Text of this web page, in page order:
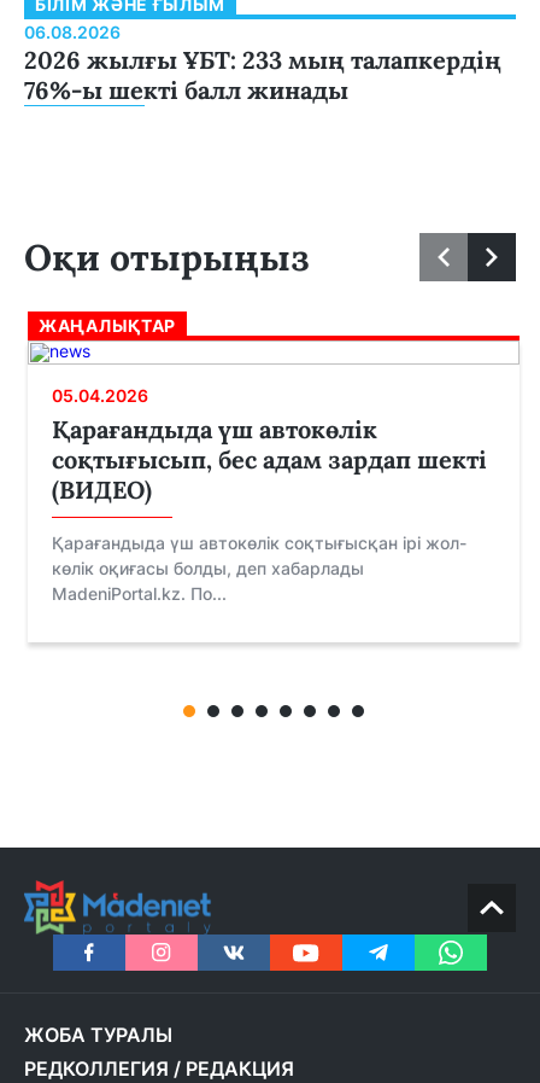
БІЛІМ ЖӘНЕ ҒЫЛЫМ
06.08.2026
2026 жылғы ҰБТ: 233 мың талапкердің
76%-ы шекті балл жинады
Оқи отырыңыз
ЖАҢАЛЫҚТАР
05.04.2026
Қарағандыда үш автокөлік
соқтығысып, бес адам зардап шекті
(ВИДЕО)
Қарағандыда үш автокөлік соқтығысқан ірі жол-
көлік оқиғасы болды, деп хабарлады
MadeniPortal.kz. По...
ЖОБА ТУРАЛЫ
РЕДКОЛЛЕГИЯ / РЕДАКЦИЯ